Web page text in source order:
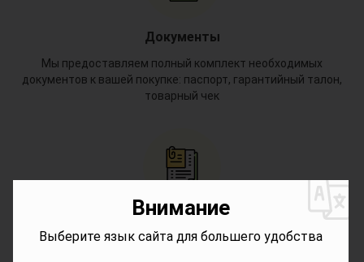
Документы
Мы предоставляем полный комплект необходимых
документов к вашей покупке: паспорт, гарантийный талон,
товарный чек
Внимание
Выберите язык сайта для большего удобства